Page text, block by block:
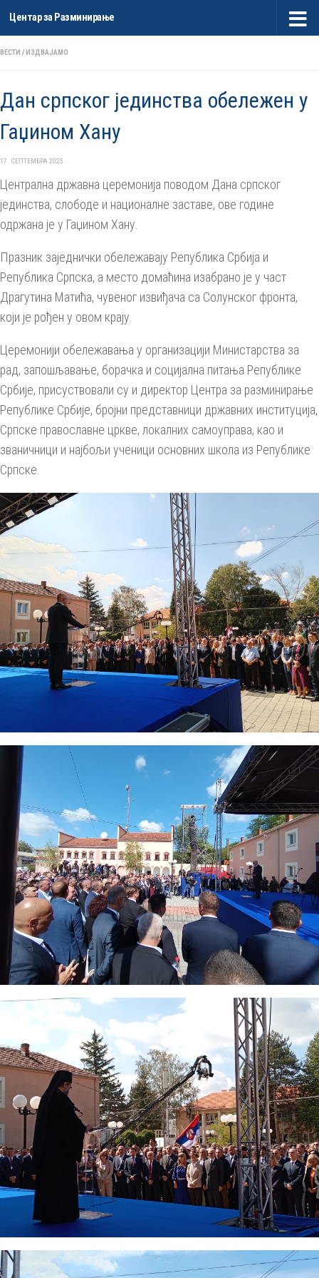
Skip to content
Центар за Разминирање
ВЕСТИ /ИЗДВАЈАМО
Дан српског јединства обележен у
Гаџином Хану
17. СЕПТЕМБРА 2025.
Централна државна церемонија поводом Дана српског
јединства, слободе и националне заставе, ове године
одржана је у Гаџином Хану.
Празник заједнички обележавају Република Србија и
Република Српска, а место домаћина изабрано је у част
Драгутина Матића, чувеног извиђача са Солунског фронта,
који је рођен у овом крају.
Церемонији обележавања у организацији Министарства за
рад, запошљавање, борачка и социјална питања Републике
Србије, присуствовали су и директор Центра за разминирање
Републике Србије, бројни представници државних институција,
Српске православне цркве, локалних самоуправа, као и
званичници и најбољи ученици основних школа из Републике
Српске.